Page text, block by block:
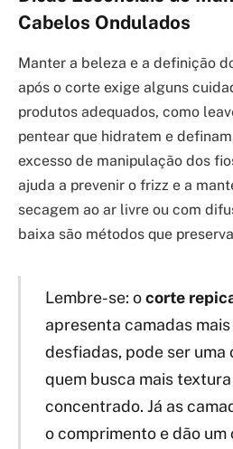
Cabelos Ondulados
Manter a beleza e a definição
após o corte exige alguns
produtos adequados, como
pentear que hidratem e
excesso de manipulação dos
ajuda a prevenir o frizz e a
secagem ao ar livre ou com
baixa são métodos que
Lembre-se: ocorte
apresenta camadas
desfiadas, pode ser uma
quem busca mais
concentrado. Já as
o comprimento e dão um